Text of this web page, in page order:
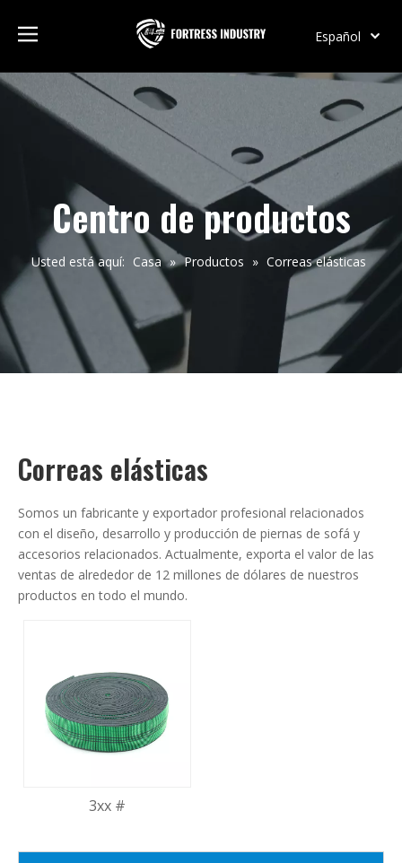
Español
Centro de productos
Usted está aquí: Casa » Productos » Correas elásticas
Correas elásticas
Somos un fabricante y exportador profesional relacionados
con el diseño, desarrollo y producción de piernas de sofá y
accesorios relacionados. Actualmente, exporta el valor de las
ventas de alrededor de 12 millones de dólares de nuestros
productos en todo el mundo.
3xx #